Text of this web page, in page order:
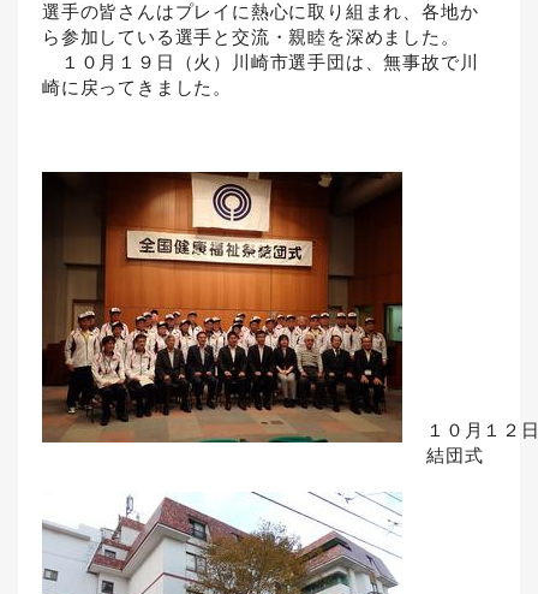
選手の皆さんはプレイに熱心に取り組まれ、各地か
ら参加している選手と交流・親睦を深めました。
１０月１９日（火）川崎市選手団は、無事故で川
崎に戻ってきました。
１０月１２
結団式